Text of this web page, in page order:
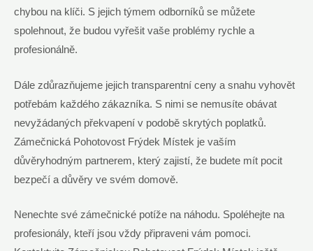
chybou na klíči. S jejich týmem odborníků se můžete
spolehnout, že budou vyřešit vaše problémy rychle a
profesionálně.
Dále zdůrazňujeme jejich transparentní ceny a snahu vyhovět
potřebám každého zákazníka. S nimi se nemusíte obávat
nevyžádaných překvapení v podobě skrytých poplatků.
Zámečnická Pohotovost Frýdek Místek je vaším
důvěryhodným partnerem, který zajistí, že budete mít pocit
bezpečí a důvěry ve svém domově.
Nenechte své zámečnické potíže na náhodu. Spoléhejte na
profesionály, kteří jsou vždy připraveni vám pomoci.